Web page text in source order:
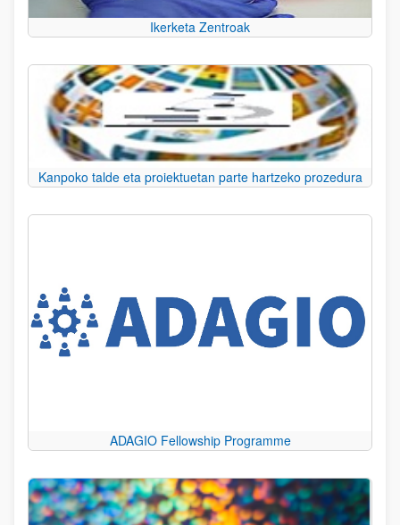
Ikerketa Zentroak
Kanpoko talde eta proiektuetan parte hartzeko prozedura
ADAGIO Fellowship Programme